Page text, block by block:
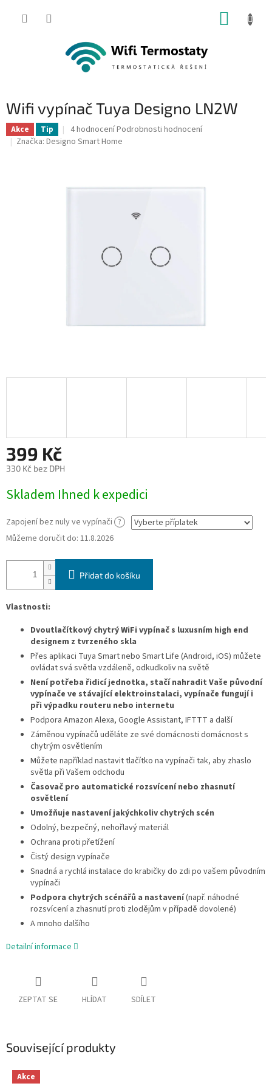
Wifi vypínač Tuya Designo LN2W
Akce Tip
Průměrné
hodnocení
z
4 hodnoceníPodrobnosti hodnocení
Značka: Designo Smart Home
399 Kč
330 Kč bez DPH
cena:
Skladem Ihned k expedici
Zapojení bez nuly ve vypínači ?
Můžeme doručit do: 11.8.2026
Přidat do košíku
Vlastnosti:
Dvoutlačítkový chytrý WiFi vypínač s luxusním high end
designem z tvrzeného skla
Přes aplikaci Tuya Smartnebo Smart Life (Android, iOS) můžete
ovládat svá světla vzdáleně, odkudkoliv na světě
Není potřeba řidicí jednotka, stačí nahradit Vaše původní
vypínače ve stávající elektroinstalaci, vypínače fungují i
při výpadku routeru nebo internetu
Podpora Amazon Alexa, Google Assistant, IFTTT a další
Záměnou vypínačů uděláte ze své domácnosti domácnost s
chytrým osvětlením
Můžete například nastavit tlačítko na vypínači tak, aby zhaslo
světla při Vašem odchodu
Časovač pro automatické rozsvícení nebo zhasnutí
osvětlení
Umožňuje nastavení jakýchkoliv chytrých scén
Odolný, bezpečný, nehořlavý materiál
Ochrana proti přetížení
Čistý design vypínače
Snadná a rychlá instalace do krabičky do zdi po vašem původním
vypínači
Podpora chytrých scénářů a nastavení(např. náhodné
rozsvícení a zhasnutí proti zlodějům v případě dovolené)
A mnoho dalšího
Detailní informace
ZEPTAT SE HLÍDAT SDÍLET
Související produkty
Akce